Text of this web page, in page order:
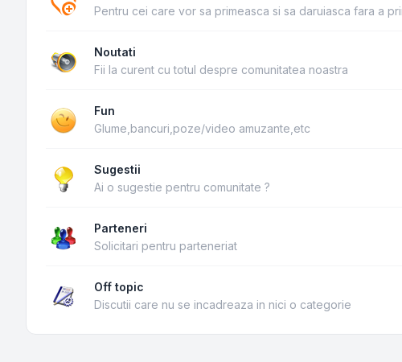
Pentru cei care vor sa primeasca si sa daruiasca fara a
Noutati
Fii la curent cu totul despre comunitatea noastra
Fun
Glume,bancuri,poze/video amuzante,etc
Sugestii
Ai o sugestie pentru comunitate ?
Parteneri
Solicitari pentru parteneriat
Off topic
Discutii care nu se incadreaza in nici o categorie